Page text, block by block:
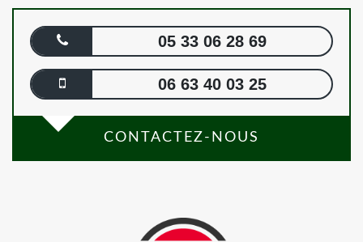
05 33 06 28 69
06 63 40 03 25
CONTACTEZ-NOUS